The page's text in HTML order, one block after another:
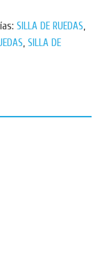
SILLA DE RUEDAS,
, SILLA DE